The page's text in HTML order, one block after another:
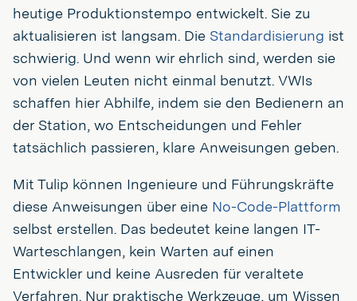
heutige Produktionstempo entwickelt. Sie zu
aktualisieren ist langsam. Die Standardisierung ist
schwierig. Und wenn wir ehrlich sind, werden sie
von vielen Leuten nicht einmal benutzt. VWIs
schaffen hier Abhilfe, indem sie den Bedienern an
der Station, wo Entscheidungen und Fehler
tatsächlich passieren, klare Anweisungen geben.
Mit Tulip können Ingenieure und Führungskräfte
diese Anweisungen über eine No-Code-Plattform
selbst erstellen. Das bedeutet keine langen IT-
Warteschlangen, kein Warten auf einen
Entwickler und keine Ausreden für veraltete
Verfahren. Nur praktische Werkzeuge, um Wissen